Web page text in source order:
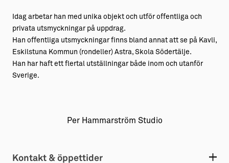
Idag arbetar han med unika objekt och utför offentliga och
privata utsmyckningar på uppdrag.
Han offentliga utsmyckningar finns bland annat att se på Kavli,
Eskilstuna Kommun (rondeller) Astra, Skola Södertälje.
Han har haft ett flertal utställningar både inom och utanför
Sverige.
Per Hammarström Studio
Kontakt & öppettider